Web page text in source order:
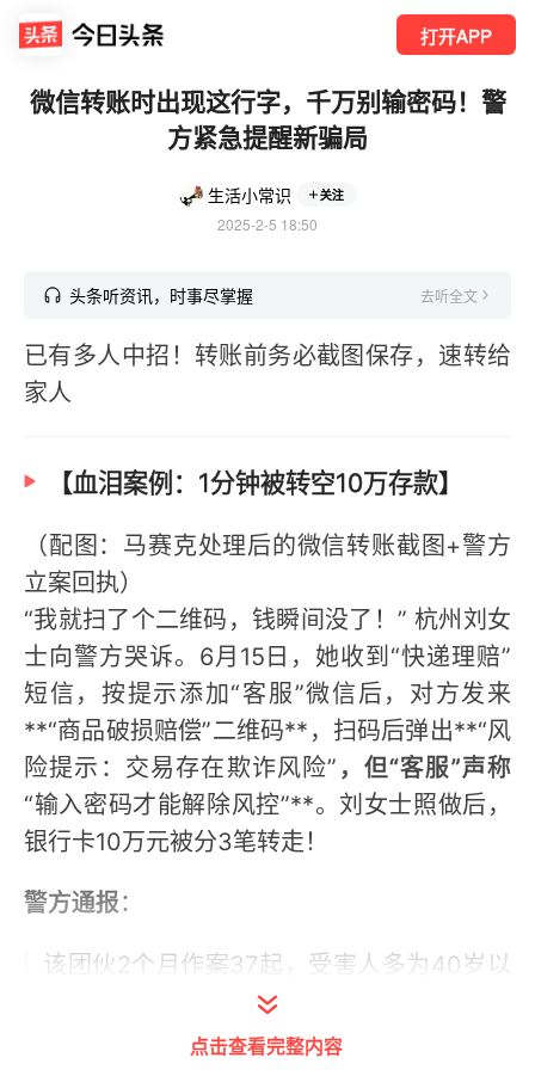
打开APP
微信转账时出现这行字，千万别输密码！警
方紧急提醒新骗局
生活小常识 关注
2025-2-5 18:50
头条听资讯，时事尽掌握 去听全文
已有多人中招！转账前务必截图保存，速转给
家人
【血泪案例：1分钟被转空10万存款】
（配图：马赛克处理后的微信转账截图+警方
立案回执）
“我就扫了个二维码，钱瞬间没了！” 杭州刘女
士向警方哭诉。6月15日，她收到“快递理赔”
短信，按提示添加“客服”微信后，对方发来
**“商品破损赔偿”二维码**，扫码后弹出**“风
险提示：交易存在欺诈风险” ，但“客服”声称
“输入密码才能解除风控”**。刘女士照做后，
银行卡10万元被分3笔转走！
警方通报：
该团伙2个月作案37起，受害人多为40岁以
“风险提示”是微信安全系统的最后
防线，一旦无视，资金难追回！
点击查看完整内容